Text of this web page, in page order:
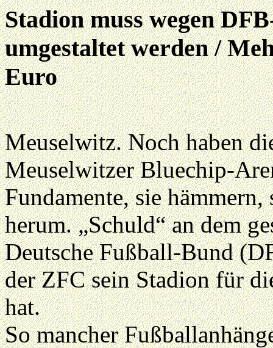
Stadion muss wegen
umgestaltet werden /
Euro
Meuselwitz. Noch haben
Meuselwitzer Bluechip-
Fundamente, sie
herum. „Schuld“ an dem
Deutsche Fußball-Bund
der ZFC sein Stadion für
hat.
So mancher